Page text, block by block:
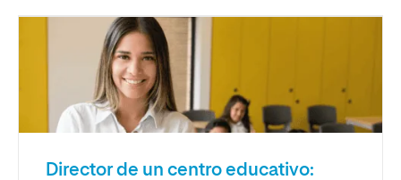
Director de un centro educativo: